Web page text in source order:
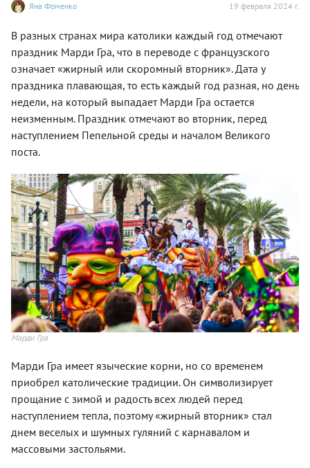
Яна Фоменко 19 февраля 2024 г.
В разных странах мира католики каждый год отмечают
праздник Марди Гра, что в переводе с французского
означает «жирный или скоромный вторник». Дата у
праздника плавающая, то есть каждый год разная, но день
недели, на который выпадает Марди Гра остается
неизменным. Праздник отмечают во вторник, перед
наступлением Пепельной среды и началом Великого
поста.
Марди Гра
Марди Гра имеет языческие корни, но со временем
приобрел католические традиции. Он символизирует
прощание с зимой и радость всех людей перед
наступлением тепла, поэтому «жирный вторник» стал
днем веселых и шумных гуляний с карнавалом и
массовыми застольями.